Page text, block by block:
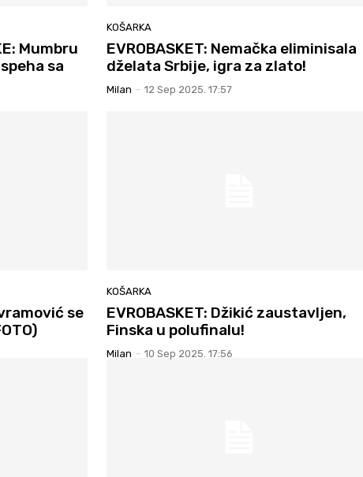
Mumbru
sa
KOŠARKA
EVROBASKET: Nemačka eliminisala
dželata Srbije, igra za zlato!
Milan - 12 Sep 2025. 17:57
se
KOŠARKA
EVROBASKET: Džikić zaustavljen,
Finska u polufinalu!
Milan - 10 Sep 2025. 17:56